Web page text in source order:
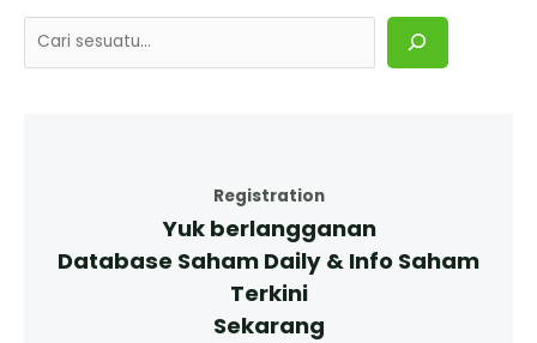
Registration
Yuk berlangganan
Database Saham Daily & Info Saham
Terkini
Sekarang